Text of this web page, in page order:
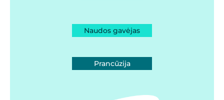
Naudos gavėjas
Prancūzija